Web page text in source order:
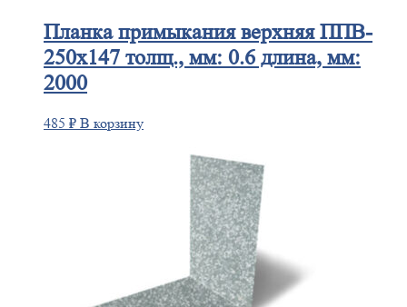
Планкапримыкания верхняя ППВ-
250х147 толщ., мм: 0.6 длина, мм:
2000
485 ₽ В корзину